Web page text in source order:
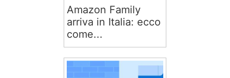
Amazon Family
arriva in Italia: ecco
come...